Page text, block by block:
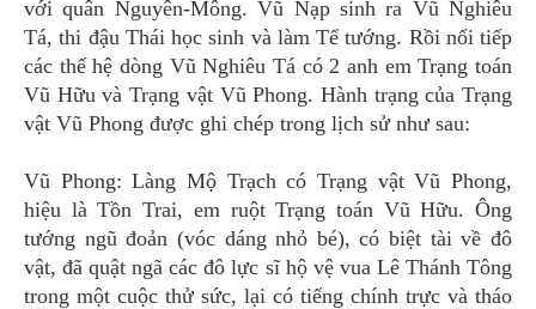
với quân Nguyên-Mông. Vũ Nạp sinh ra Vũ Nghiêu
Tá, thi đậu Thái học sinh và làm Tể tướng. Rồi nối tiếp
các thế hệ dòng Vũ Nghiêu Tá có 2 anh em Trạng toán
Vũ Hữu và Trạng vật Vũ Phong. Hành trạng của Trạng
vật Vũ Phong được ghi chép trong lịch sử như sau:
Vũ Phong: Làng Mộ Trạch có Trạng vật Vũ Phong,
hiệu là Tồn Trai, em ruột Trạng toán Vũ Hữu. Ông
tướng ngũ đoản (vóc dáng nhỏ bé), có biệt tài về đô
vật, đã quật ngã các đô lực sĩ hộ vệ vua Lê Thánh Tông
trong một cuộc thử sức, lại có tiếng chính trực và tháo